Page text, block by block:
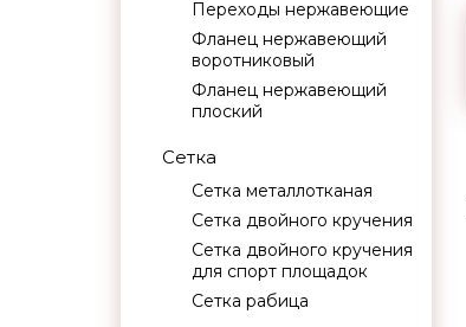
Переходы нержавеющие
Фланец нержавеющий
воротниковый
Фланец нержавеющий
плоский
Сетка
Сетка металлотканая
Сетка двойного кручения
Сетка двойного кручения
для спорт площадок
Сетка рабица